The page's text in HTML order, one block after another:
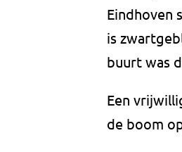
Eindhoven
is
buurt was
Een
de boom